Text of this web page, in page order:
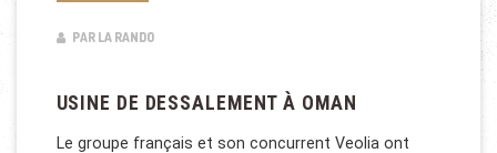
PAR LA RANDO
USINE DE DESSALEMENT À OMAN
Le groupe français et son concurrent Veolia ont